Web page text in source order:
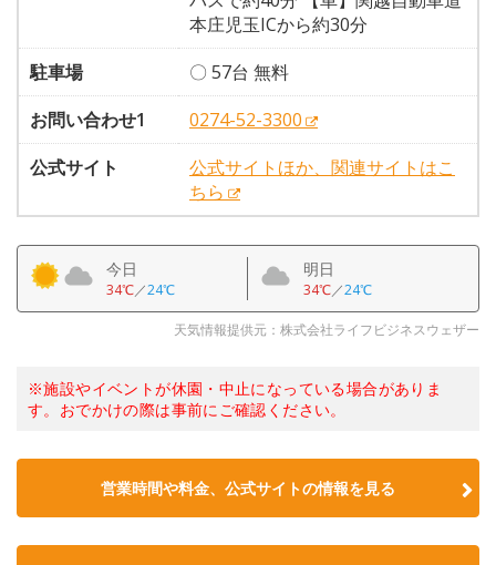
本庄児玉ICから約30分
駐車場
〇 57台 無料
お問い合わせ1
0274-52-3300
公式サイト
公式サイトほか、関連サイトはこ
ちら
今日
34℃／24℃
明日
34℃／24℃
天気情報提供元：株式会社ライフビジネスウェザー
※施設やイベントが休園・中止になっている場合がありま
す。おでかけの際は事前にご確認ください。
営業時間や料金、公式サイトの情報を見る